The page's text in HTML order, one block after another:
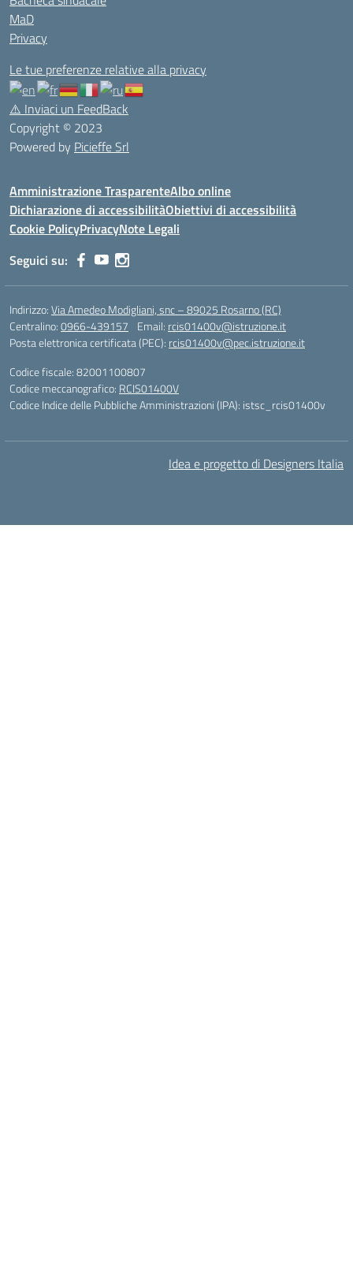
MaD
Privacy
Le tue preferenze relative alla privacy
⚠️ Inviaci un FeedBack
Copyright © 2023
Powered by Picieffe Srl
Amministrazione TrasparenteAlbo online
Dichiarazione di accessibilitàObiettivi di accessibilità
Cookie PolicyPrivacyNote Legali
Seguici su:
Indirizzo:Via Amedeo Modigliani, snc – 89025 Rosarno (RC)
Centralino:0966-439157 Email: rcis01400v@istruzione.it
Posta elettronica certificata (PEC): rcis01400v@pec.istruzione.it
Codice fiscale: 82001100807
Codice meccanografico: RCIS01400V
Codice Indice delle Pubbliche Amministrazioni (IPA): istsc_rcis01400v
Idea e progetto di Designers Italia